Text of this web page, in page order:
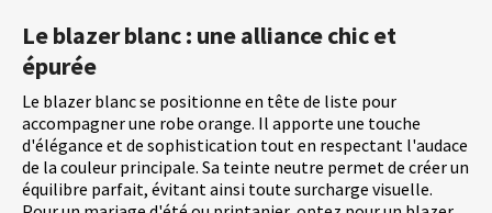
Le blazer blanc : une alliance chic et
épurée
Le blazer blanc se positionne en tête de liste pour
accompagner une robe orange. Il apporte une touche
d'élégance et de sophistication tout en respectant l'audace
de la couleur principale. Sa teinte neutre permet de créer un
équilibre parfait, évitant ainsi toute surcharge visuelle.